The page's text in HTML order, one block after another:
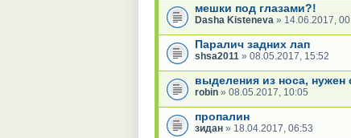
мешки под глазами?!
Dasha Kisteneva » 14.06.2017,
Паралич задних лап
shsa2011 » 08.05.2017, 15:52
выделения из носа, нужен
robin » 08.05.2017, 10:05
пропалин
зидан » 18.04.2017, 06:53